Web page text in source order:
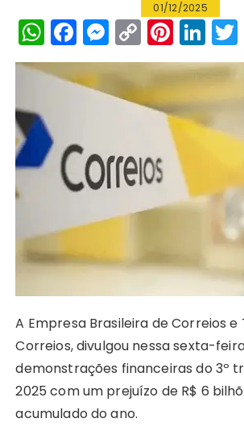
01/12/2025
W
h
a
ts
A
p
p
F
a
c
b
o
o
k
M
e
s
s
n
g
er
C
o
p
y
n
k
Pi
n
te
re
st
Li
n
k
e
dI
A Empresa Brasileira de Correios e
Correios, divulgou nessa sexta-
demonstrações financeiras do 3º
2025 com um prejuízo de R$ 6
acumulado do ano.